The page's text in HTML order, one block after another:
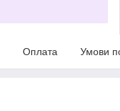
Оплата Умови